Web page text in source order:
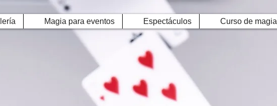
Magia para eventos Espectáculos Curso de magia